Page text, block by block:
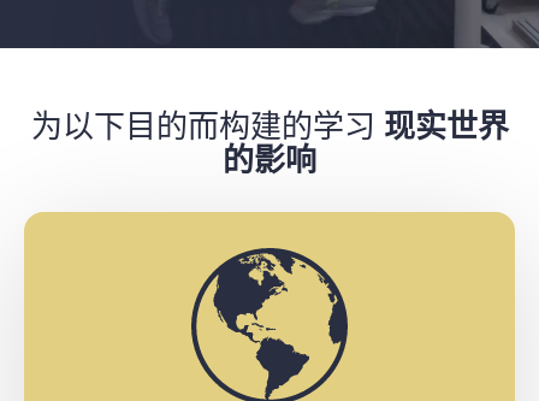
为以下目的而构建的学习 现实世界
的影响